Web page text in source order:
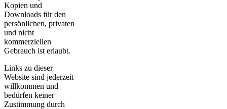
Kopien und
Downloads für den
persönlichen, privaten
und nicht
kommerziellen
Gebrauch ist erlaubt.
Links zu dieser
Website sind jederzeit
willkommen und
bedürfen keiner
Zustimmung durch